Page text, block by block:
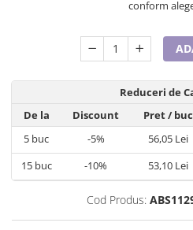
conform
Reduceri de
De la
Discount Pret/ buc
5 buc -5% 56,05 Lei
15buc -10% 53,10 Lei
Cod Produs: